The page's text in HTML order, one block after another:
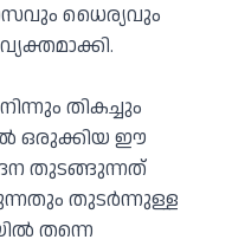
ധൈര്യവും
തികച്ചും
ഒരുക്കിയ ഈ
തുടങ്ങുന്നത്
തുടർന്നുള്ള
തന്നെ